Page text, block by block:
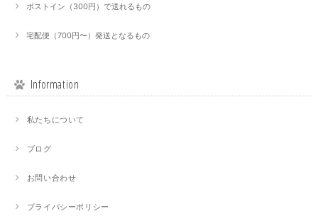
ポストイン（300円）で送れるもの
宅配便（700円〜）発送となるもの
Information
私たちについて
ブログ
お問い合わせ
プライバシーポリシー